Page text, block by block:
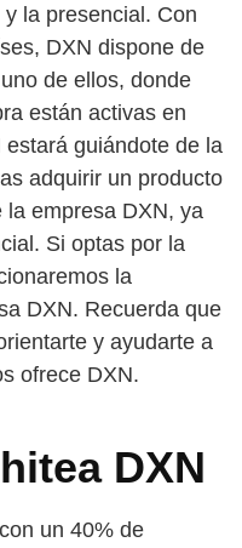
la presencial. Con
DXN dispone de
de ellos, donde
están activas en
guiándote de la
adquirir un producto
empresa DXN, ya
Si optas por la
la
DXN. Recuerda que
y ayudarte a
ofrece DXN.
DXN
un 40% de